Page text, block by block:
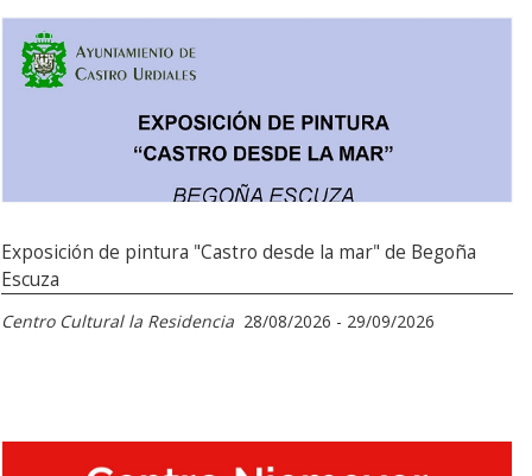
Exposición de pintura "Castro desde la mar" de Begoña
Escuza
Centro Cultural la Residencia 28/08/2026 - 29/09/2026